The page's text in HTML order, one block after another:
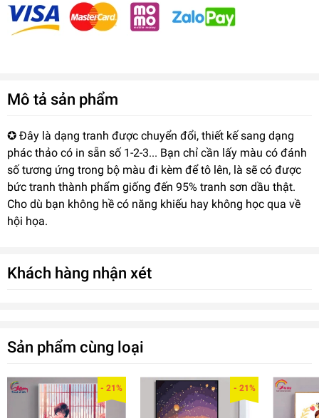
Mô tả sản phẩm
✪ Đây là dạng tranh được chuyển đổi, thiết kế sang dạng
phác thảo có in sẵn số 1-2-3... Bạn chỉ cần lấy màu có đánh
số tương ứng trong bộ màu đi kèm để tô lên, là sẽ có được
bức tranh thành phẩm giống đến 95% tranh sơn dầu thật.
Cho dù bạn không hề có năng khiếu hay không học qua về
hội họa.
Khách hàng nhận xét
Sản phẩm cùng loại
- 21% - 21%